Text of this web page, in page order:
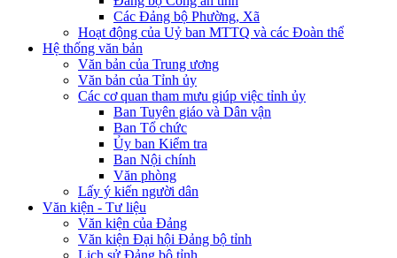
Các Đảng bộ Phường, Xã
Hoạt động của Uỷ ban MTTQ và các Đoàn thể
Hệ thống văn bản
Văn bản của Trung ương
Văn bản của Tỉnh ủy
Các cơ quan tham mưu giúp việc tỉnh ủy
Ban Tuyên giáo và Dân vận
Ban Tổ chức
Ủy ban Kiểm tra
Ban Nội chính
Văn phòng
Lấy ý kiến người dân
Văn kiện - Tư liệu
Văn kiện của Đảng
Văn kiện Đại hội Đảng bộ tỉnh
Lịch sử Đảng bộ tỉnh